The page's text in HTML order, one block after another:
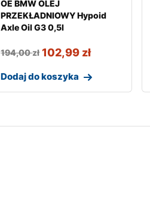
OE BMW OLEJ
PRZEKŁADNIOWY Hypoid
Axle Oil G3 0,5l
194,00zł 102,99 zł
Dodaj do koszyka